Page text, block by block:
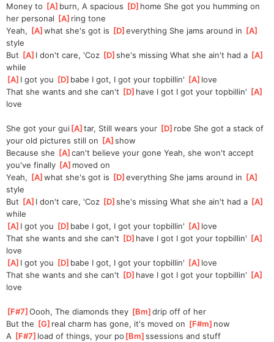
Money to [A ]burn, A spacious [D ]home She got you humming on
her personal [A ]ring tone
Yeah, [A ]
what she's got is [D ]
everything She jams around in [A
style
But [A ]I don't care, 'Coz [D ]
she's missing What she ain't had a [A
while
[A ]I got you [D ]babe I got, I got your topbillin' [A ]love
That she wants and she can't [D ]have I got I got your topbillin' [A
love
She got your gui[A ]tar, Still wears your [D ]robe She got a stack of
your old pictures still on [A ]
show
Because she [A ]
can't believe your gone Yeah, she won't accept
you've finally [A ]moved on
Yeah, [A ]
what she's got is [D ]
everything She jams around in [A
style
But [A ]I don't care, 'Coz [D ]
she's missing What she ain't had a [A
while
[A ]I got you [D ]babe I got, I got your topbillin' [A ]love
That she wants and she can't [D ]have I got I got your topbillin' [A
love
[A ]I got you [D ]babe I got, I got your topbillin' [A ]love
That she wants and she can't [D ]have I got I got your topbillin' [A
love
[F#7 ]
Oooh, The diamonds they [Bm ]
drip off of her
But the [G ]real charm has gone, it's moved on [F#m ]now
A [F#7 ]load of things, your po [Bm ]
ssessions and stuff